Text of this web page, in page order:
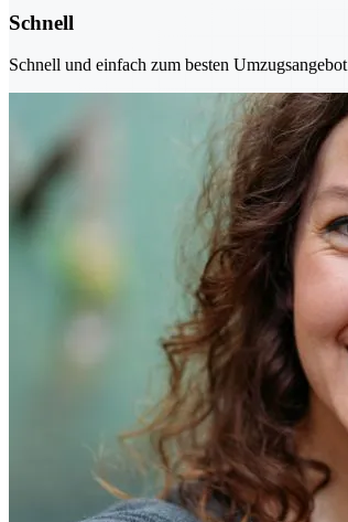
Schnell
Schnell und einfach zum besten Umzugsangebot